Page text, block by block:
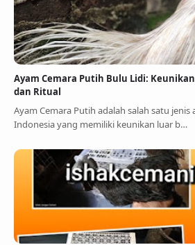
Ayam Cemara Putih Bulu Lidi:
dan Ritual
Ayam Cemara Putih adalah salah satu jenis
Indonesia yang memiliki keunikan luar b…